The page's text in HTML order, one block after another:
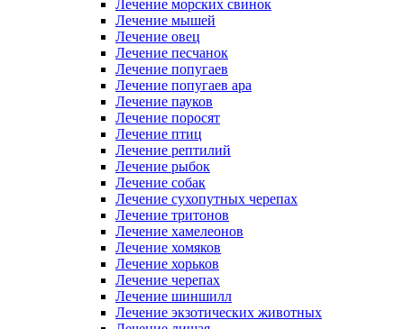
Лечение морских свинок
Лечение мышей
Лечение овец
Лечение песчанок
Лечение попугаев
Лечение попугаев ара
Лечение пауков
Лечение поросят
Лечение птиц
Лечение рептилий
Лечение рыбок
Лечение собак
Лечение сухопутных черепах
Лечение тритонов
Лечение хамелеонов
Лечение хомяков
Лечение хорьков
Лечение черепах
Лечение шиншилл
Лечение экзотических животных